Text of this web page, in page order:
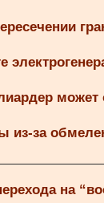
из-за
на